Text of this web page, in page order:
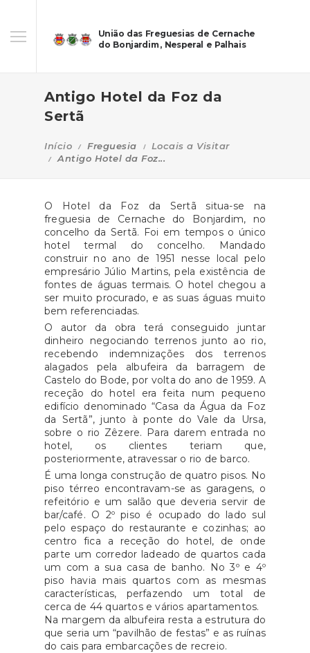
União das Freguesias de Cernache
do Bonjardim, Nesperal e Palhais
Antigo Hotel da Foz da
Sertã
Início Freguesia
Locais a Visitar
Antigo Hotel da Foz...
O Hotel da Foz da Sertã situa-se na
freguesia de Cernache do Bonjardim, no
concelho da Sertã. Foi em tempos o único
hotel termal do concelho. Mandado
construir no ano de 1951 nesse local pelo
empresário Júlio Martins, pela existência de
fontes de águas termais. O hotel chegou a
ser muito procurado, e as suas águas muito
bem referenciadas.
O autor da obra terá conseguido juntar
dinheiro negociando terrenos junto ao rio,
recebendo indemnizações dos terrenos
alagados pela albufeira da barragem de
Castelo do Bode, por volta do ano de 1959. A
receção do hotel era feita num pequeno
edifício denominado “Casa da Água da Foz
da Sertã”, junto à ponte do Vale da Ursa,
sobre o rio Zêzere. Para darem entrada no
hotel, os clientes teriam que,
posteriormente, atravessar o rio de barco.
É uma longa construção de quatro pisos. No
piso térreo encontravam-se as garagens, o
refeitório e um salão que deveria servir de
bar/café. O 2º piso é ocupado do lado sul
pelo espaço do restaurante e cozinhas; ao
centro fica a receção do hotel, de onde
parte um corredor ladeado de quartos cada
um com a sua casa de banho. No 3º e 4º
piso havia mais quartos com as mesmas
características, perfazendo um total de
cerca de 44 quartos e vários apartamentos.
Na margem da albufeira resta a estrutura do
que seria um “pavilhão de festas” e as ruínas
do cais para embarcações de recreio.